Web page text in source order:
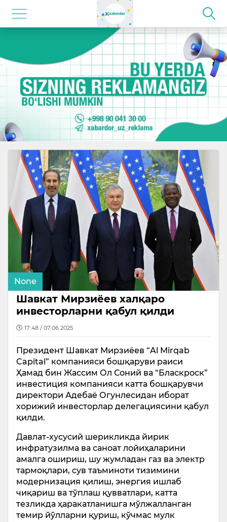
None
Шавкат Мирзиёев халқаро
инвесторларни қабул қилди
17:48 / 07.06.2025
Президент Шавкат Мирзиёев “Al Mirqab
Capital” компанияси бошқаруви раиси
Ҳамад бин Жассим Ол Соний ва “Блаcкроcк”
инвестиция компанияси катта бошқарувчи
директори Адебаё Огунлесидан иборат
хорижий инвесторлар делегациясини қабул
қилди.
Давлат-хусусий шерикликда йирик
инфратузилма ва саноат лойиҳаларини
амалга ошириш, шу жумладан газ ва электр
тармоқлари, сув таъминоти тизимини
модернизация қилиш, энергия ишлаб
чиқариш ва тўплаш қувватлари, катта
тезликда ҳаракатланишга мўлжалланган
темир йўлларни қуриш, кўчмас мулк